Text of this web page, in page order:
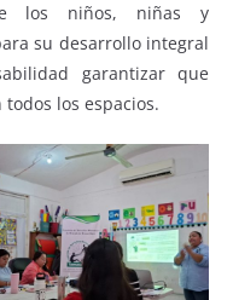
los niños, niñas y
su desarrollo integral
garantizar que
los espacios.